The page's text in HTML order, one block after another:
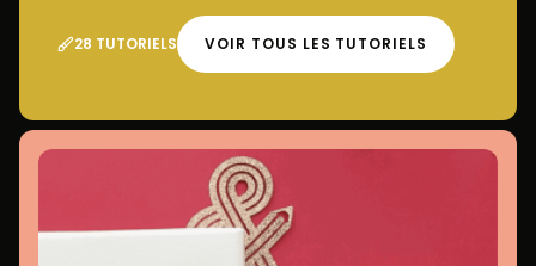
28 TUTORIELS VOIR TOUS LES TUTORIELS